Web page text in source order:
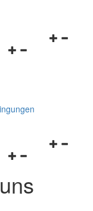
Navigationsmenü
Navigationsmenü
und
schließen